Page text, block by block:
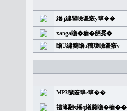
繒q繡瞿瞼疆竅y簞��
xanga瞻�穡�舾冕�
瞻U繡羹瞻u穡瓊瞼疆竅y
MP3穢簽簞e簞��
禮簿翻s繙q繕羹瞻�穡��